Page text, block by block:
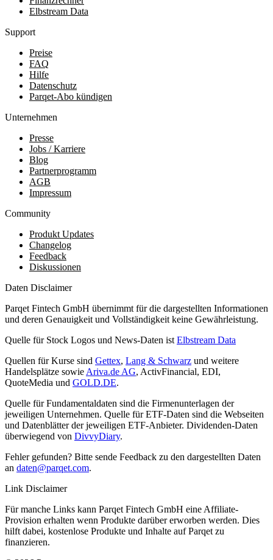
Elbstream Data
Support
Preise
FAQ
Hilfe
Datenschutz
Parqet-Abo kündigen
Unternehmen
Presse
Jobs / Karriere
Blog
Partnerprogramm
AGB
Impressum
Community
Produkt Updates
Changelog
Feedback
Diskussionen
Daten Disclaimer
Parqet Fintech GmbH übernimmt für die dargestellten Informationen
und deren Genauigkeit und Vollständigkeit keine Gewährleistung.
Quelle für Stock Logos und News-Daten ist Elbstream Data
Quellen für Kurse sind Gettex, Lang & Schwarz und weitere
Handelsplätze sowie Ariva.de AG, ActivFinancial, EDI,
QuoteMedia und GOLD.DE.
Quelle für Fundamentaldaten sind die Firmenunterlagen der
jeweiligen Unternehmen. Quelle für ETF-Daten sind die Webseiten
und Datenblätter der jeweiligen ETF-Anbieter. Dividenden-Daten
überwiegend von DivvyDiary.
Fehler gefunden? Bitte sende Feedback zu den dargestellten Daten
an daten@parqet.com.
Link Disclaimer
Für manche Links kann Parqet Fintech GmbH eine Affiliate-
Provision erhalten wenn Produkte darüber erworben werden. Dies
hilft dabei, kostenlose Produkte und Inhalte auf Parqet zu
finanzieren.